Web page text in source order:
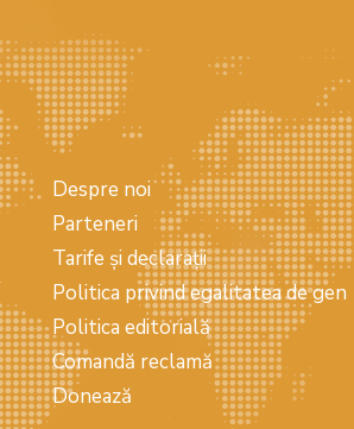
Despre noi
Parteneri
Tarife și declarații
Politica privind egalitatea de gen
Politica editorială
Comandă reclamă
Donează